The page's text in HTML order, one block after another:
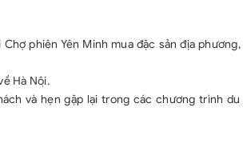
phiên Yên Minh mua đặc sản địa
Hà Nội.
và hẹn gặp lại trong các chương trình